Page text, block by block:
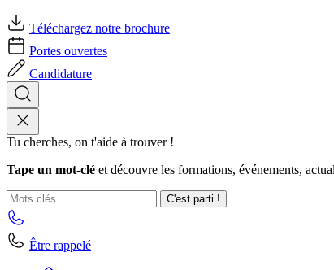
Téléchargez notre brochure
Portes ouvertes
Candidature
Tu cherches, on t'aide à trouver !
Tape un mot-clé et découvre les formations, événements,
C'est parti !
Être rappelé